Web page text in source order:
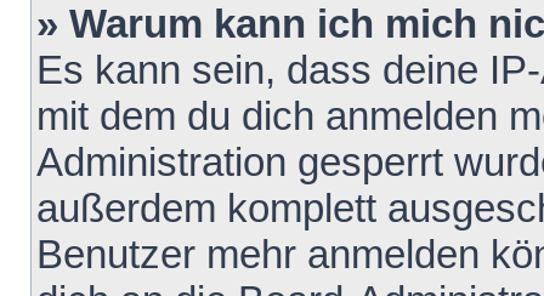
» Warum kann ich mich
Es kann sein, dass deine
mit dem du dich anmelden
Administration gesperrt
außerdem komplett
Benutzer mehr anmelden